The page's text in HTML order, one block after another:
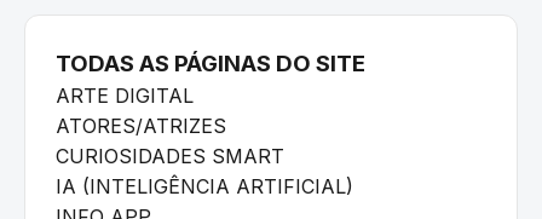
TODAS AS PÁGINAS DO SITE
ARTE DIGITAL
ATORES/ATRIZES
CURIOSIDADES SMART
IA (INTELIGÊNCIA ARTIFICIAL)